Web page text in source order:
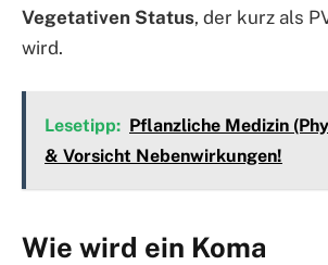
Vegetativen Status, der kurz als
wird.
Lesetipp: Pflanzliche Medizin
& Vorsicht Nebenwirkungen!
Wie wird ein Koma